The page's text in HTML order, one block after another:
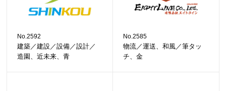
No.2592
建築／建設／設備／設計／
造園、近未来、青
No.2585
物流／運送、和風／筆タッ
チ、金